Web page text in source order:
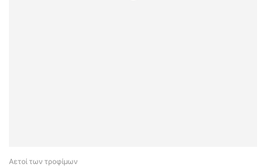
Αετοί των τροφίμων